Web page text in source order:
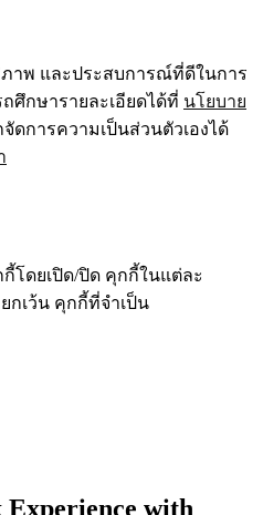
าพ และประสบการณ์ที่ดีในการ
กษารายละเอียดได้ที่ นโยบาย
ดการความเป็นส่วนตัวเองได้
โดยเปิด/ปิด คุกกี้ในแต่ละ
กเว้น คุกกี้ที่จำเป็น
with